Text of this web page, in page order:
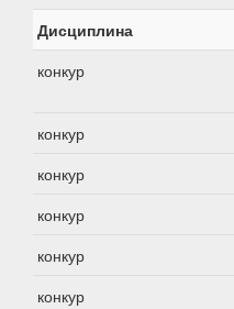
Дисциплина
конкур
конкур
конкур
конкур
конкур
конкур